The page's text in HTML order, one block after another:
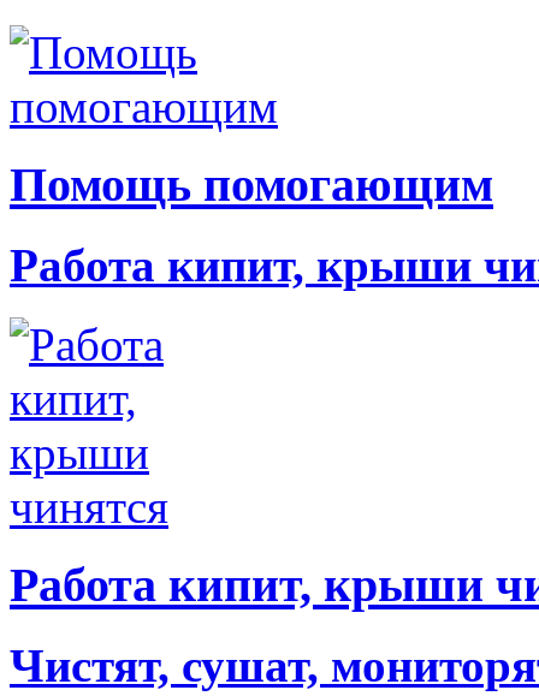
Помощь помогающим
Работа кипит, крыши
Работа кипит, крыши
Чистят, сушат,